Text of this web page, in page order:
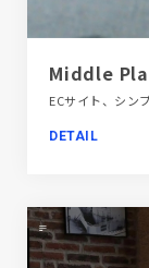
Middle
DETAIL